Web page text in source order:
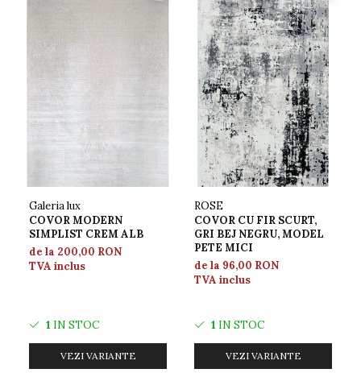
Versatilitate in design interior
Acest covor modern este ideal pentru a fi
folosit in orice tip de incapere, datorita
versatilitatii sale. Se incadreaza perfect in
decoruri contemporane, clasice sau chiar
industriale, oferind un contrast subtil si
elegant. De asemenea, este potrivit pentru
cei care doresc sa creeze un spatiu
confortabil si primitor, fara a face
Alegeti covorul modern, simplist pentru a
transforma orice incapere intr-un spatiu
Galeria lux
COVOR MODERN
SIMPLIST CREM ALB
de la 200,00 RON
TVA inclus
1 IN STOC
VEZI VARIANTE
ROSE
COVOR CU FIR SCURT,
GRI BEJ NEGRU, MODEL
PETE MICI
de la 96,00 RON
TVA inclus
1 IN STOC
VEZI VARIANTE